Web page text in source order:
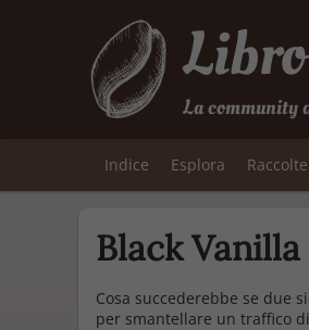
La community
Indice Esplora Raccolte
Black Vanilla
Cosa succederebbe se due
per smantellare un traffico